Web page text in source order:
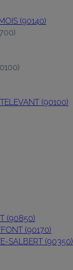
(90140)
(90100)
(90850)
(90170)
SALBERT (90350)